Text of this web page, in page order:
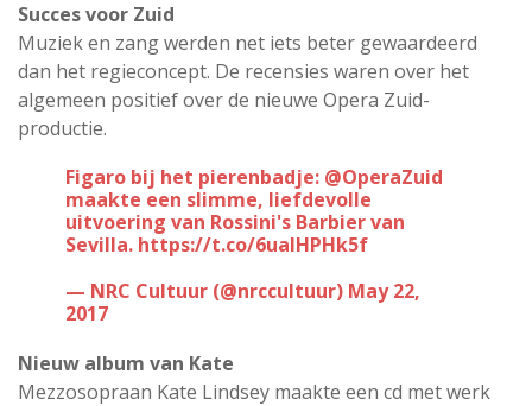
Succes voor Zuid
Muziek en zang werden net iets beter gewaardeerd
dan het regieconcept. De recensies waren over het
algemeen positief over de nieuwe Opera Zuid-
productie.
Figaro bij het pierenbadje: @OperaZuid
maakte een slimme, liefdevolle
uitvoering van Rossini's Barbier van
Sevilla. https://t.co/6uaIHPHk5f
— NRC Cultuur (@nrccultuur) May 22,
2017
Nieuw album van Kate
Mezzosopraan Kate Lindsey maakte een cd met werk